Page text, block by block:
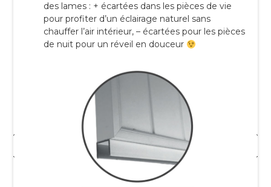
des lames : + écartées dans les pièces de vie
pour profiter d’un éclairage naturel sans
chauffer l’air intérieur, – écartées pour les pièces
de nuit pour un réveil en douceur